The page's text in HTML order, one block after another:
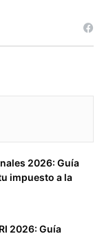
2026: Guía
impuesto a la
2026: Guía